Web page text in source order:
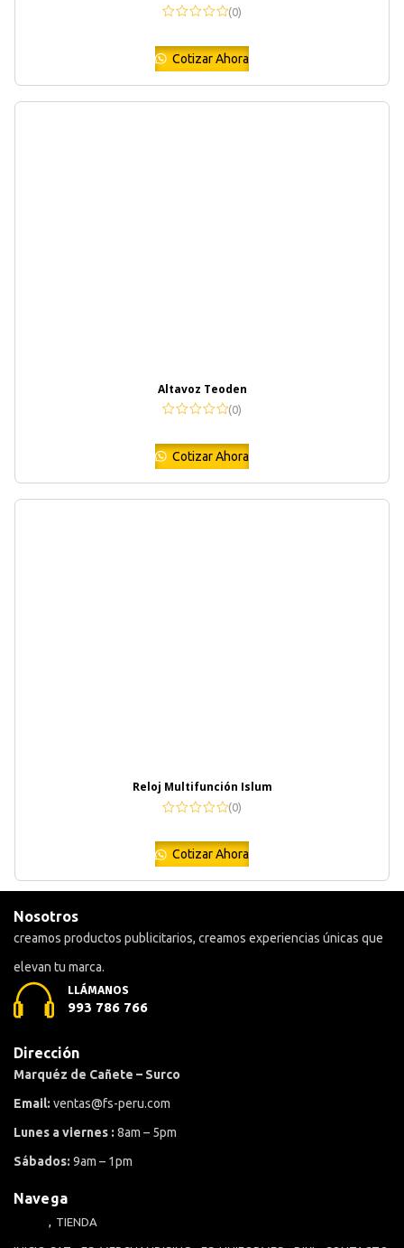
(0)
Cotizar Ahora
Altavoz Teoden
(0)
Cotizar Ahora
Reloj Multifunción Islum
(0)
Cotizar Ahora
Nosotros
creamos productos publicitarios, creamos experiencias únicas que
elevan tu marca.
LLÁMANOS
993 786 766
Dirección
Marquéz de Cañete – Surco
Email: ventas@fs-peru.com
Lunes a viernes : 8am – 5pm
Sábados: 9am – 1pm
Navega
TIENDA